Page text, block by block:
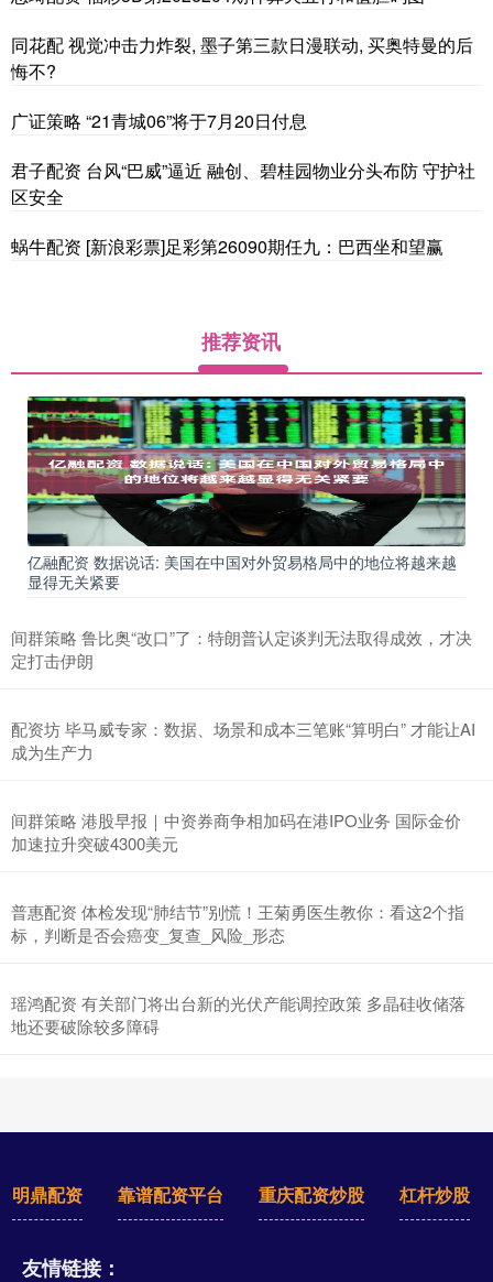
同花配 视觉冲击力炸裂, 墨子第三款日漫联动, 买奥特曼的后
悔不?
广证策略 “21青城06”将于7月20日付息
君子配资 台风“巴威”逼近 融创、碧桂园物业分头布防 守护社
区安全
蜗牛配资 [新浪彩票]足彩第26090期任九：巴西坐和望赢
推荐资讯
亿融配资 数据说话: 美国在中国对外贸易格局中的地位将越来越
显得无关紧要
间群策略 鲁比奥“改口”了：特朗普认定谈判无法取得成效，才决
定打击伊朗
配资坊 毕马威专家：数据、场景和成本三笔账“算明白” 才能让AI
成为生产力
间群策略 港股早报｜中资券商争相加码在港IPO业务 国际金价
加速拉升突破4300美元
普惠配资 体检发现“肺结节”别慌！王菊勇医生教你：看这2个指
标，判断是否会癌变_复查_风险_形态
瑶鸿配资 有关部门将出台新的光伏产能调控政策 多晶硅收储落
地还要破除较多障碍
明鼎配资 靠谱配资平台 重庆配资炒股 杠杆炒股
友情链接：